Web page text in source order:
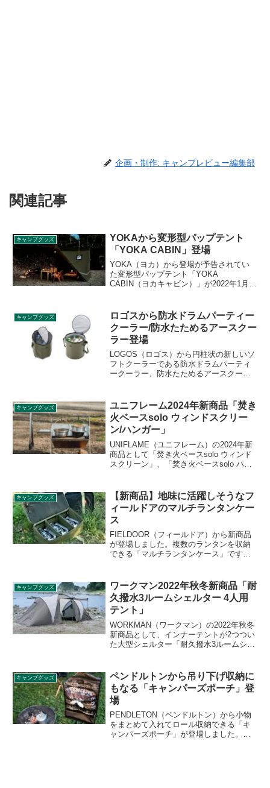
企画・制作: キャンプレビュー編集部
関連記事
キャンプグッズ
YOKAから変形型パップテント
「YOKA CABIN」登場
YOKA（ヨカ）から登場が予告されてい
た変形型パップテント「YOKA
CABIN（ヨカキャビン）」が2022年1月中
テントです。詳細をレビューします。
キャンプグッズ
ロゴスから防水ドラムパーティー
クーラー/防水たためるアースクー
ラー登場
LOGOS（ロゴス）から円柱状の新しいソ
フトクーラーである防水ドラムパーティ
ークーラー、防水たためるアースクーラ
クーラーとなっています。詳細をレビュ
ーします。
キャンプグッズ
ユニフレーム2024年新商品「焚き
火ベースsolo ウィンドスクリー
ン/ハンガー」
UNIFLAME（ユニフレーム）の2024年新
商品として「焚き火ベースsolo ウィンド
スクリーン」、「焚き火ベースsolo ハン
ス風防板と専用のツールハンガーです。
詳細をレビューします。
キャンプグッズ
【新商品】地味に活躍しそうなフ
ィールドアのマルチランタンケー
ス
FIELDOOR（フィールドア）から新商品
が登場しました。複数のランタンを収納
できる「マルチランタンケース」です。
方も多いはず。壊れやすいランタンを守
ってくれる本製品をレビューします。
キャンプグッズ
ワークマン2022年秋冬新商品「耐
久撥水3ルームシェルター 4人用
テント」
WORKMAN（ワークマン）の2022年秋冬
新商品として、インナーテントが2つつい
た大型シェルター「耐久撥水3ルームシェ
予定です。詳細をレビューします。
キャンプグッズ
ペンドルトンから吊り下げ収納に
もなる「キャンパーズポーチ」登
場
PENDLETON（ペンドルトン）から小物
をまとめて入れてロール収納できる「キ
ャンパーズポーチ」が登場しました。広